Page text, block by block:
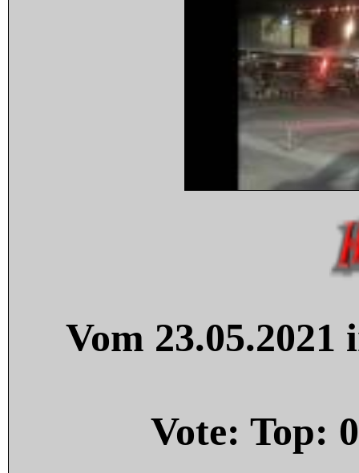
Vom
Vote: Top: 0